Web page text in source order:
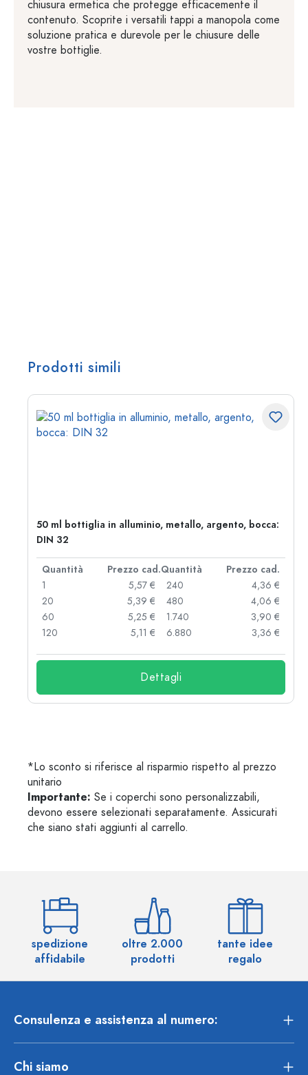
chiusura ermetica che protegge efficacemente il
contenuto. Scoprite i versatili tappi a manopola come
soluzione pratica e durevole per le chiusure delle
vostre bottiglie.
Prodotti simili
50 ml bottiglia in alluminio, metallo, argento, bocca:
DIN 32
Quantità Prezzo cad.Quantità
Prezzo cad.
1
5,57 €
20
5,39 €
60
5,25 €
120
5,11 €
240
4,36 €
480
4,06 €
1.740
3,90 €
6.880
3,36 €
Dettagli
*Lo sconto si riferisce al risparmio rispetto al prezzo
unitario
Importante: Se i coperchi sono personalizzabili,
devono essere selezionati separatamente. Assicurati
che siano stati aggiunti al carrello.
spedizione
affidabile
oltre 2.000
prodotti
tante idee
regalo
Consulenza e assistenza al numero:
Chi siamo